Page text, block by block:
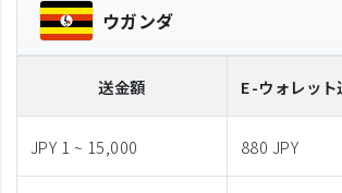
ウガンダ
送金額 E-ウォレット
JPY 1 ~ 15,000
880 JPY